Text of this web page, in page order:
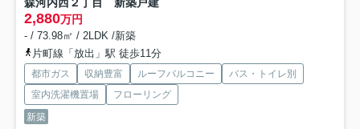
2,880万円
- / 73.98㎡ / 2LDK /新築
片町線「放出」駅 徒歩11分
都市ガス 収納豊富 ルーフバルコニー
バス・トイレ別
室内洗濯機置場
フローリング
新築